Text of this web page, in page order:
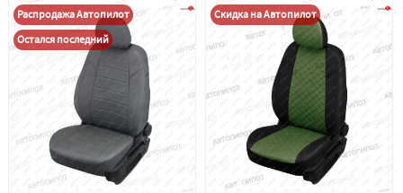
Распродажа Автопилот
Остался последний
Скидка на Автопилот